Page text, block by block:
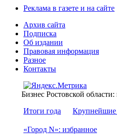
Реклама в газете и на сайте
Архив сайта
Подписка
Об издании
Правовая информация
Разное
Контакты
Бизнес Ростовской
Итоги года
Крупнейшие
«Город N»: избранное